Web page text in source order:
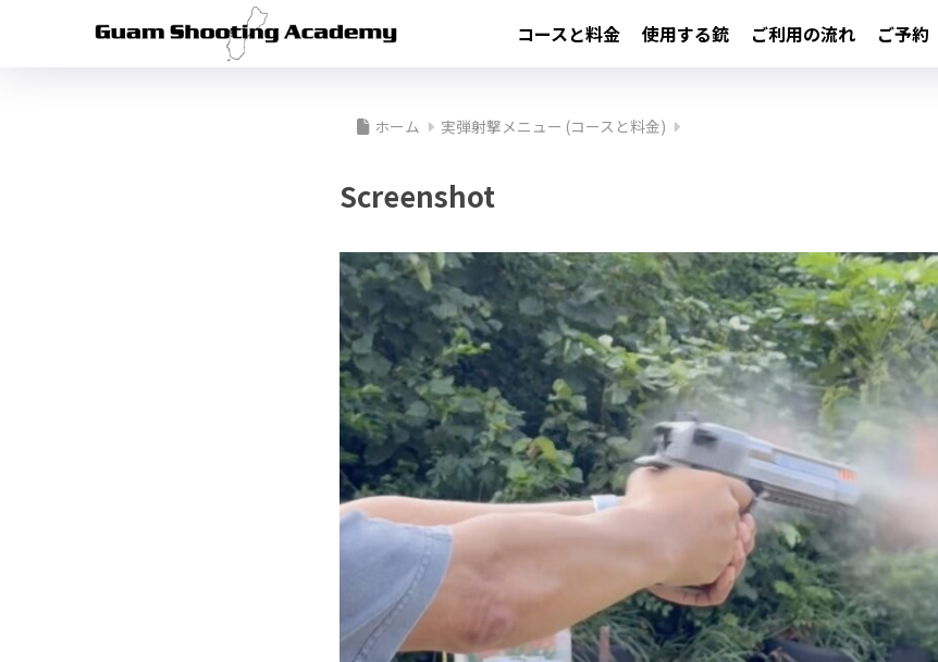
コースと料金 使用する銃 ご利用の流れ ご予約
ホーム 実弾射撃メニュー (コースと料金)
Screenshot